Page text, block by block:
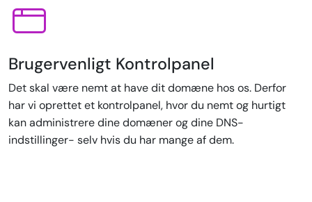
Brugervenligt Kontrolpanel
Det skal være nemt at have dit domæne hos os. Derfor
har vi oprettet et kontrolpanel, hvor du nemt og hurtigt
kan administrere dine domæner og dine DNS-
indstillinger- selv hvis du har mange af dem.